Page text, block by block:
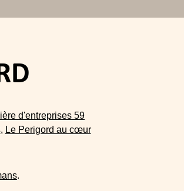
d'entreprises 59
, Le Perigord au cœur
.